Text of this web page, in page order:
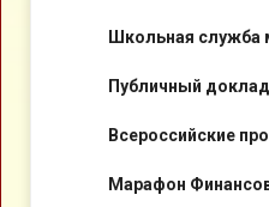
Школьная служба
Публичный доклад
Всероссийские
Марафон